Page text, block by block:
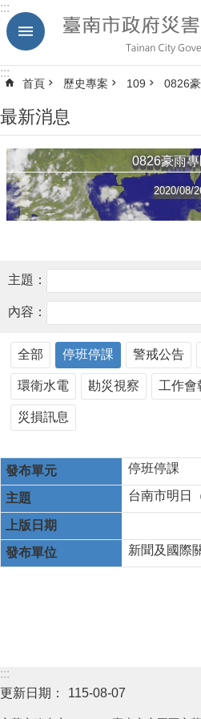
跳到主要內容區塊
:::
:::
首頁 歷史專案 109 0826
最新消息
0826豪雨專
2020/08/
主題：
內容：
全部 停班停課 警戒公告
環衛水電 勘災視察 工作會
災損訊息
停班停課
台南市明日
新聞及國際
:::
更新日期：
115-08-07